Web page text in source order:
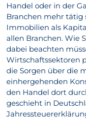
Handel oder in der
Branchen mehr tätig
Immobilien als
allen Branchen. Wie
dabei beachten
Wirtschaftssektoren
die Sorgen über die
einhergehenden
den Handel dort
geschieht in